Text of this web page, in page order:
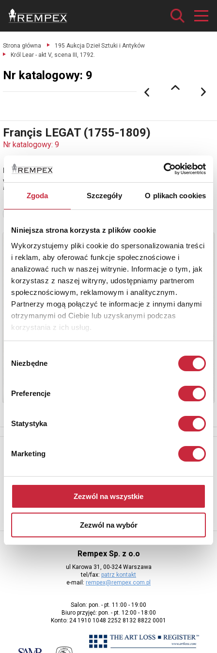
Zgoda Szczegóły O plikach cookies
Niniejsza strona korzysta z plików cookie
Wykorzystujemy pliki cookie do spersonalizowania treści
i reklam, aby oferować funkcje społecznościowe i
analizować ruch w naszej witrynie. Informacje o tym, jak
korzystasz z naszej witryny, udostępniamy partnerom
społecznościowym, reklamowym i analitycznym.
Partnerzy mogą połączyć te informacje z innymi danymi
otrzymanymi od Ciebie lub uzyskanymi podczas
korzystania z ich usług.
zgody
Niezbędne
Preferencje
Statystyka
Marketing
Zezwól na wszystkie
Zezwól na wybór
Strona główna
195 Aukcja Dzieł Sztuki i Antyków
Król Lear - akt V, scena III, 1792.
Nr katalogowy: 9
Françis LEGAT (1755-1809)
Nr katalogowy: 9
Król Lear - akt V, scena III, 1792
wg. James BARRY (1741-1806)
akwaforta, papier; 48 x 60,5 cm (w świetle oprawy);
adres e-mail
Rempex Sp. z o.o
ul Karowa 31, 00-324 Warszawa
tel/fax: patrz kontakt
e-mail: rempex@rempex.com.pl
Salon: pon. - pt. 11:00 - 19:00
Biuro przyjęć: pon. - pt. 12:00 - 18:00
Konto: 24 1910 1048 2252 8132 8822 0001